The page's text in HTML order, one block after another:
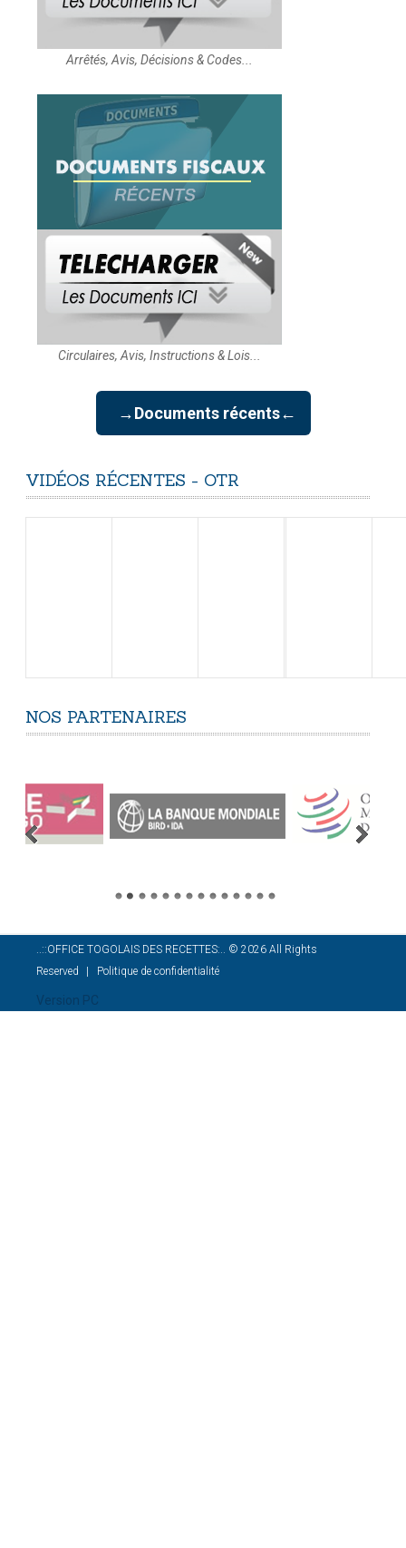
Arrêtés, Avis, Décisions & Codes...
Circulaires, Avis, Instructions & Lois...
→Documents récents←
VIDÉOS RÉCENTES - OTR
NOS PARTENAIRES
..::OFFICE TOGOLAIS DES RECETTES:.. © 2026 All Rights
Reserved
Politique de confidentialité
Version PC